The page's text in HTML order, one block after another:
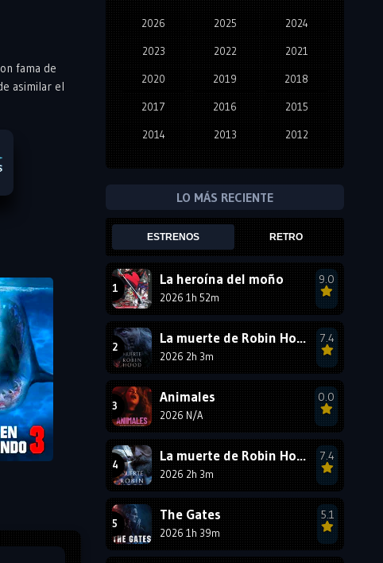
fama de
asimilar el
2026 2025 2024
2023 2022 2021
2020 2019 2018
2017 2016 2015
2014 2013 2012
2001
1999 1998
1996 1995
1993
1990 1989
1987
1984
1978
LO MÁS RECIENTE
ESTRENOS RETRO
La heroína del moño
2026 1h 52m
9.0
La muerte de Robin Hood
2026 2h 3m
7.4
Animales
2026 N/A
0.0
La muerte de Robin Hood
2026 2h 3m
7.4
The Gates
2026 1h 39m
5.1